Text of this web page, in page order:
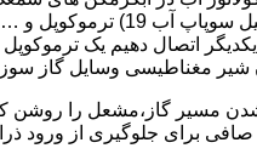
اتصال دهیم یک
گاز،مشعل را روشن
برای جلوگیری از ورود